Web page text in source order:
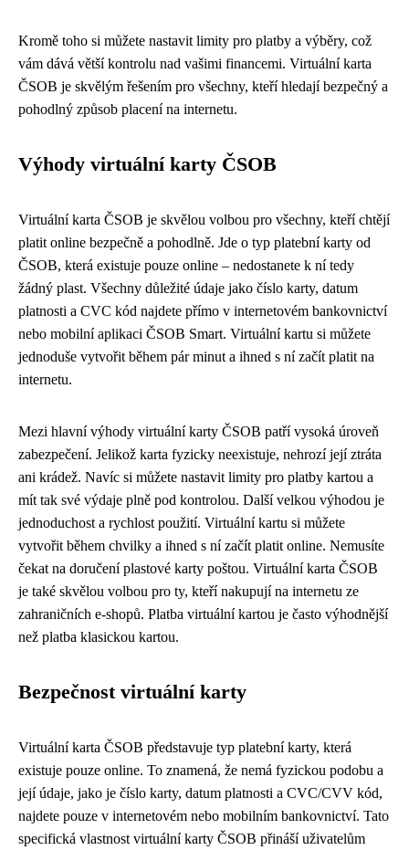
Kromě toho si můžete nastavit limity pro platby a výběry, což
vám dává větší kontrolu nad vašimi financemi. Virtuální karta
ČSOB je skvělým řešením pro všechny, kteří hledají bezpečný a
pohodlný způsob placení na internetu.
Výhody virtuální karty ČSOB
Virtuální karta ČSOB je skvělou volbou pro všechny, kteří chtějí
platit online bezpečně a pohodlně. Jde o typ platební karty od
ČSOB, která existuje pouze online – nedostanete k ní tedy
žádný plast. Všechny důležité údaje jako číslo karty, datum
platnosti a CVC kód najdete přímo v internetovém bankovnictví
nebo mobilní aplikaci ČSOB Smart. Virtuální kartu si můžete
jednoduše vytvořit během pár minut a ihned s ní začít platit na
internetu.
Mezi hlavní výhody virtuální karty ČSOB patří vysoká úroveň
zabezpečení. Jelikož karta fyzicky neexistuje, nehrozí její ztráta
ani krádež. Navíc si můžete nastavit limity pro platby kartou a
mít tak své výdaje plně pod kontrolou. Další velkou výhodou je
jednoduchost a rychlost použití. Virtuální kartu si můžete
vytvořit během chvilky a ihned s ní začít platit online. Nemusíte
čekat na doručení plastové karty poštou. Virtuální karta ČSOB
je také skvělou volbou pro ty, kteří nakupují na internetu ze
zahraničních e-shopů. Platba virtuální kartou je často výhodnější
než platba klasickou kartou.
Bezpečnost virtuální karty
Virtuální karta ČSOB představuje typ platební karty, která
existuje pouze online. To znamená, že nemá fyzickou podobu a
její údaje, jako je číslo karty, datum platnosti a CVC/CVV kód,
najdete pouze v internetovém nebo mobilním bankovnictví. Tato
specifická vlastnost virtuální karty ČSOB přináší uživatelům